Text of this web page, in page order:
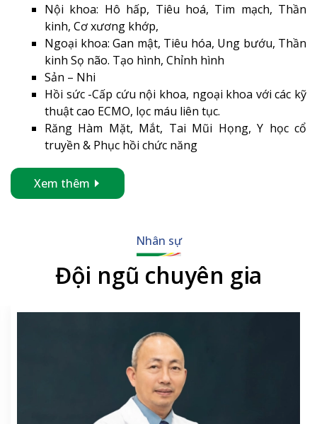
Nội khoa: Hô hấp, Tiêu hoá, Tim mạch, Thần
kinh, Cơ xương khớp,
Ngoại khoa: Gan mật, Tiêu hóa, Ung bướu, Thần
kinh Sọ não. Tạo hình, Chỉnh hình
Sản – Nhi
Hồi sức -Cấp cứu nội khoa, ngoại khoa với các kỹ
thuật cao ECMO, lọc máu liên tục.
Răng Hàm Mặt, Mắt, Tai Mũi Họng, Y học cổ
truyền & Phục hồi chức năng
Xem thêm
Nhân sự
Đội ngũ chuyên gia